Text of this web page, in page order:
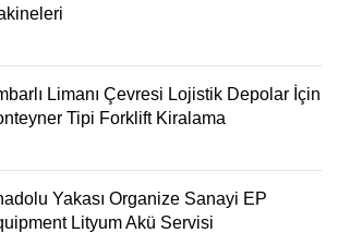
Limanı Çevresi Lojistik Depolar İçin
Tipi Forklift Kiralama
Yakası Organize Sanayi EP
Lityum Akü Servisi